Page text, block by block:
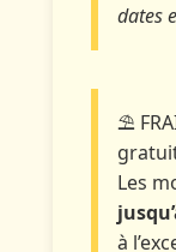
dates
⛱
Les
à